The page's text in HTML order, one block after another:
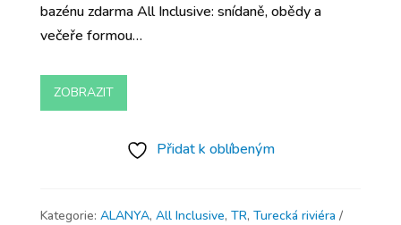
bazénu zdarma All Inclusive: snídaně, obědy a
večeře formou…
ZOBRAZIT
Přidat k oblíbeným
Kategorie: ALANYA, All Inclusive, TR, Turecká riviéra